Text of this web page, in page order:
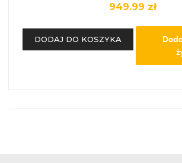
949.99 zł
DODAJ DO KOSZYKA